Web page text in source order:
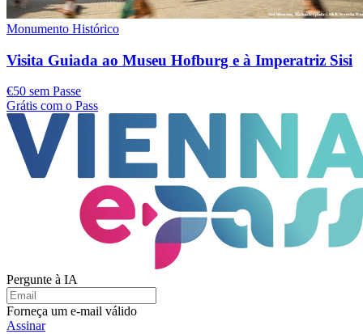
Monumento Histórico
Visita Guiada ao Museu Hofburg e à Imperatriz Sisi
€50 sem Passe
Grátis com o Pass
Pergunte à IA
Forneça um e-mail válido
Assinar